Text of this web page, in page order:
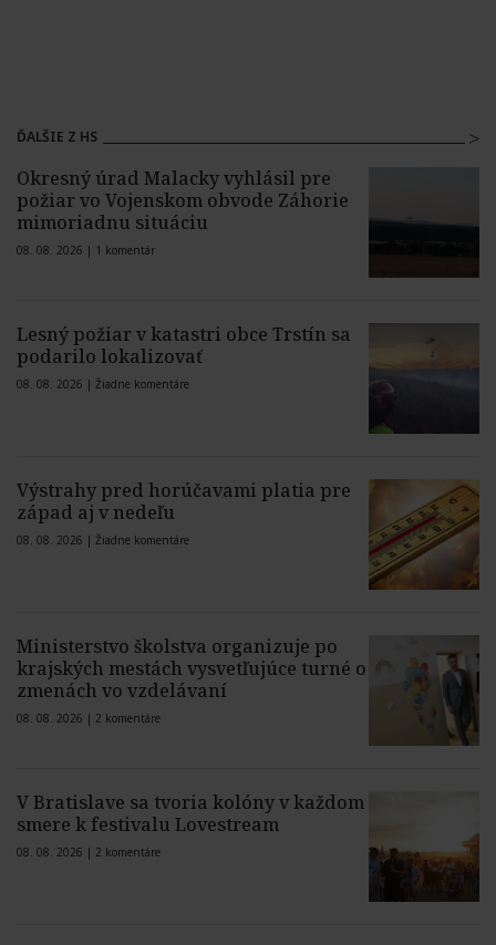
ĎALŠIE Z HS
Okresný úrad Malacky vyhlásil pre
požiar vo Vojenskom obvode Záhorie
mimoriadnu situáciu
08. 08. 2026 | 1 komentár
Lesný požiar v katastri obce Trstín sa
podarilo lokalizovať
08. 08. 2026 | Žiadne komentáre
Výstrahy pred horúčavami platia pre
západ aj v nedeľu
08. 08. 2026 | Žiadne komentáre
Ministerstvo školstva organizuje po
krajských mestách vysvetľujúce turné o
zmenách vo vzdelávaní
08. 08. 2026 | 2 komentáre
V Bratislave sa tvoria kolóny v každom
smere k festivalu Lovestream
08. 08. 2026 | 2 komentáre